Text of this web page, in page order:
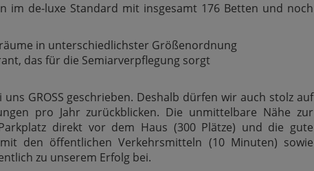
im de-luxe Standard mit insgesamt 176 Betten und noch
in unterschiedlichster Größenordnung
das für die Semiarverpflegung sorgt
GROSS geschrieben. Deshalb dürfen wir auch stolz auf
pro Jahr zurückblicken. Die unmittelbare Nähe zur
direkt vor dem Haus (300 Plätze) und die gute
den öffentlichen Verkehrsmitteln (10 Minuten) sowie
zu unserem Erfolg bei.